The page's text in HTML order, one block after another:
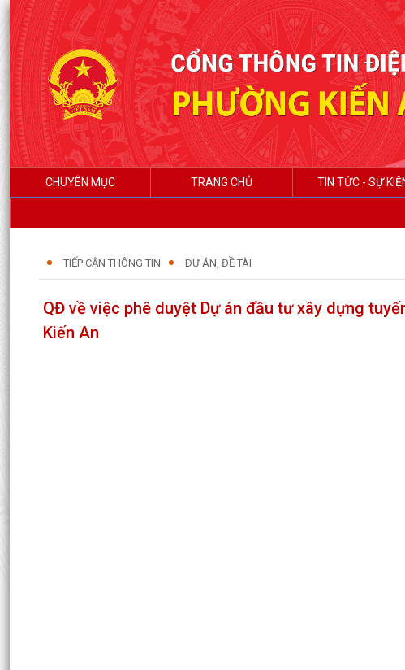
CHUYÊN MỤC TRANG CHỦ TIN TỨC - SỰ
TIẾP CẬN THÔNG TIN DỰ ÁN, ĐỀ TÀI
QĐ về việc phê duyệt Dự án đầu tư xây dựng
Kiến An